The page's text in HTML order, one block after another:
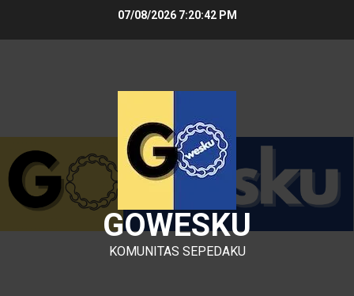
07/08/2026 7:20:42 PM
GOWESKU
KOMUNITAS SEPEDAKU